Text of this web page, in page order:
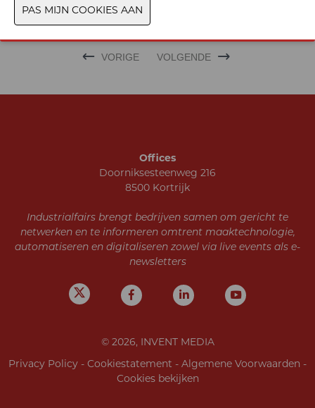
VORIGE VOLGENDE
Offices
Doorniksesteenweg 216
8500 Kortrijk
Industrialfairs brengt bedrijven samen om gericht te
netwerken en te informeren omtrent maaktechnologie,
automatiseren en digitaliseren zowel via live events als e-
newsletters
© 2026, INVENT MEDIA
Privacy Policy - Cookiestatement - Algemene Voorwaarden -
Cookies bekijken